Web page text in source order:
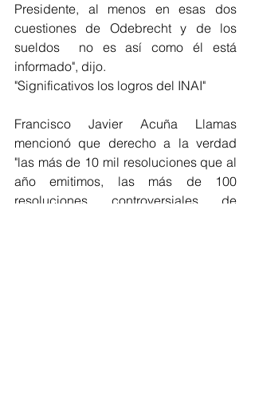
Presidente, al menos en esas dos
cuestiones de Odebrecht y de los
sueldos  no es así como él está
informado", dijo.
"Significativos los logros del INAI"
Francisco Javier Acuña Llamas
mencionó que derecho a la verdad
"las más de 10 mil resoluciones que al
año emitimos, las más de 100
resoluciones controversiales de